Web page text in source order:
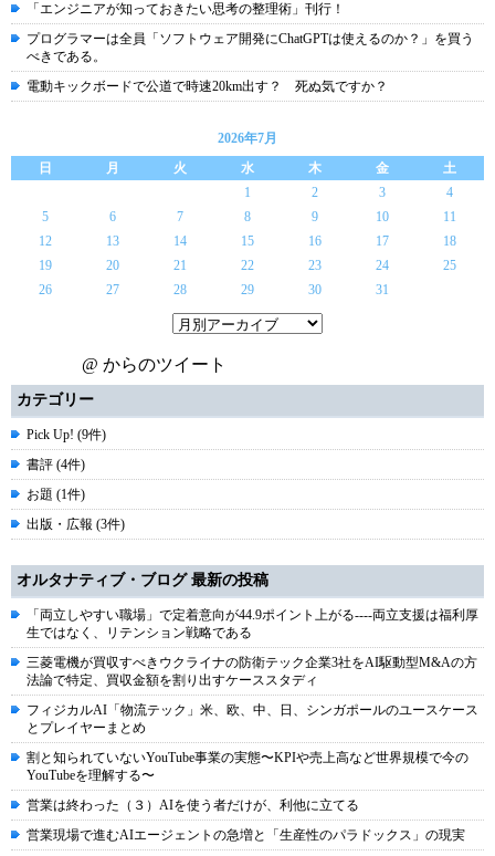
「エンジニアが知っておきたい思考の整理術」刊行！
プログラマーは全員「ソフトウェア開発にChatGPTは使えるのか？」を買う
べきである。
電動キックボードで公道で時速20km出す？ 死ぬ気ですか？
2026年7月
日
月 火 水 木 金
土
1
2 3
4
5
6 7 8 9 10
11
12
13 14 15 16 17
18
19
20 21 22 23 24
25
26
27 28 29 30 31
@ からのツイート
カテゴリー
Pick Up! (9件)
書評 (4件)
お題 (1件)
出版・広報 (3件)
オルタナティブ・ブログ 最新の投稿
「両立しやすい職場」で定着意向が44.9ポイント上がる----両立支援は福利厚
生ではなく、リテンション戦略である
三菱電機が買収すべきウクライナの防衛テック企業3社をAI駆動型M&Aの方
法論で特定、買収金額を割り出すケーススタディ
フィジカルAI「物流テック」米、欧、中、日、シンガポールのユースケース
とプレイヤーまとめ
割と知られていないYouTube事業の実態〜KPIや売上高など世界規模で今の
YouTubeを理解する〜
営業は終わった（３）AIを使う者だけが、利他に立てる
営業現場で進むAIエージェントの急増と「生産性のパラドックス」の現実